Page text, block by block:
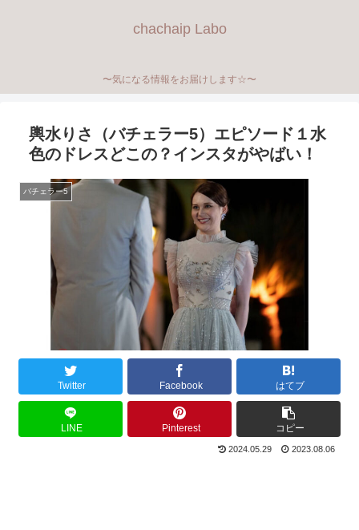
chachaip Labo
〜気になる情報をお届けします☆〜
輿水りさ（バチェラー5）エピソード１水
色のドレスどこの？インスタがやばい！
バチェラー5
Twitter Facebook はてブ
LINE Pinterest コピー
2024.05.29 2023.08.06